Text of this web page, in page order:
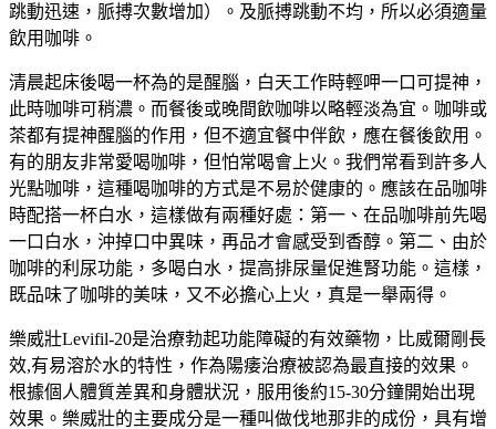
跳動迅速，脈搏次數增加）。及脈搏跳動不均，所以必須適量
飲用咖啡。
清晨起床後喝一杯為的是醒腦，白天工作時輕呷一口可提神，
此時咖啡可稍濃。而餐後或晚間飲咖啡以略輕淡為宜。咖啡或
茶都有提神醒腦的作用，但不適宜餐中伴飲，應在餐後飲用。
有的朋友非常愛喝咖啡，但怕常喝會上火。我們常看到許多人
光點咖啡，這種喝咖啡的方式是不易於健康的。應該在品咖啡
時配搭一杯白水，這樣做有兩種好處：第一、在品咖啡前先喝
一口白水，沖掉口中異味，再品才會感受到香醇。第二、由於
咖啡的利尿功能，多喝白水，提高排尿量促進腎功能。這樣，
既品味了咖啡的美味，又不必擔心上火，真是一舉兩得。
樂威壯Levifil-20是治療勃起功能障礙的有效藥物，比威爾剛長
效,有易溶於水的特性，作為陽痿治療被認為最直接的效果。
根據個人體質差異和身體狀況，服用後約15-30分鐘開始出現
效果。樂威壯的主要成分是一種叫做伐地那非的成份，具有增